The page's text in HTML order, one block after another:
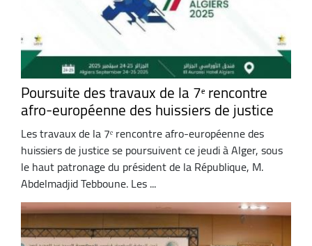
Poursuite des travaux de la 7ᵉ rencontre
afro-européenne des huissiers de justice
Les travaux de la 7ᵉ rencontre afro-européenne des
huissiers de justice se poursuivent ce jeudi à Alger, sous
le haut patronage du président de la République, M.
Abdelmadjid Tebboune. Les ...